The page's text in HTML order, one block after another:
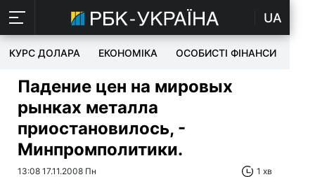
UA
КУРС ДОЛАРА ЕКОНОМІКА ОСОБИСТІ ФІНАНСИ
Падение цен на мировых
рынках металла
приостановилось, -
Минпромполитики.
13:08 17.11.2008 Пн 1 хв